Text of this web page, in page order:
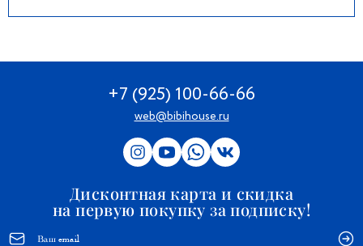
+7 (925) 100-66-66
web@bibihouse.ru
Дисконтная карта и скидка
на первую покупку за подписку!